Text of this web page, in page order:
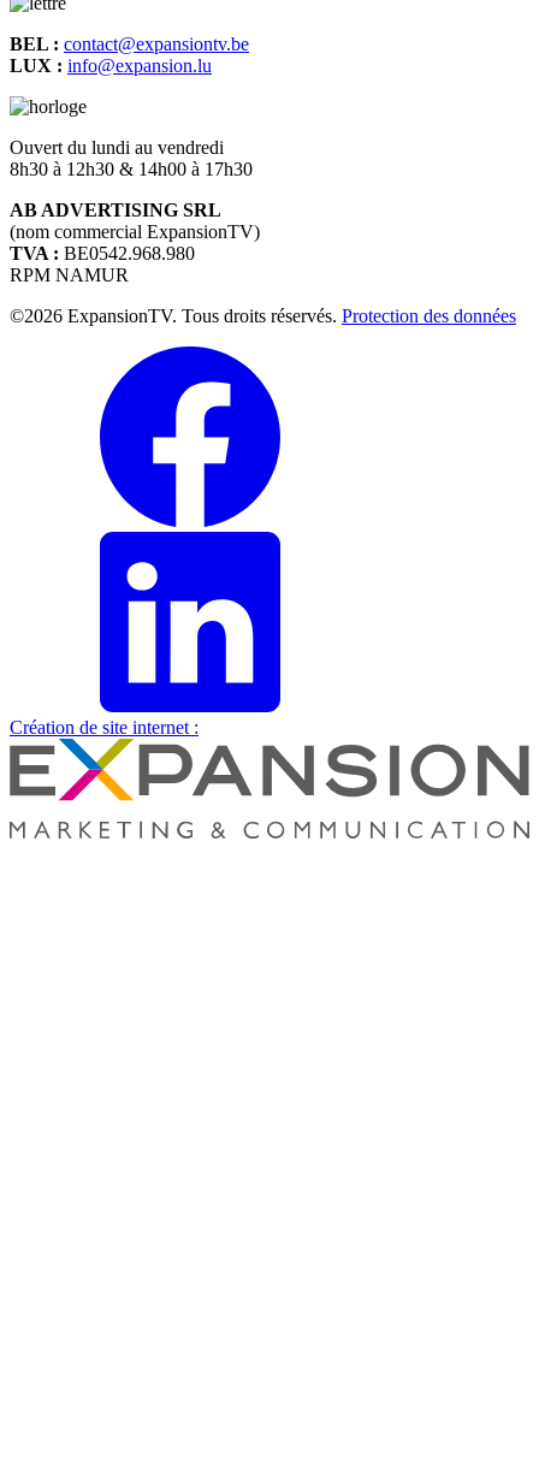
BEL : contact@expansiontv.be
LUX : info@expansion.lu
Ouvert du lundi au vendredi
8h30 à 12h30 & 14h00 à 17h30
AB ADVERTISING SRL
(nom commercial ExpansionTV)
TVA : BE0542.968.980
RPM NAMUR
©2026 ExpansionTV. Tous droits réservés. Protection des données
Création de site internet :